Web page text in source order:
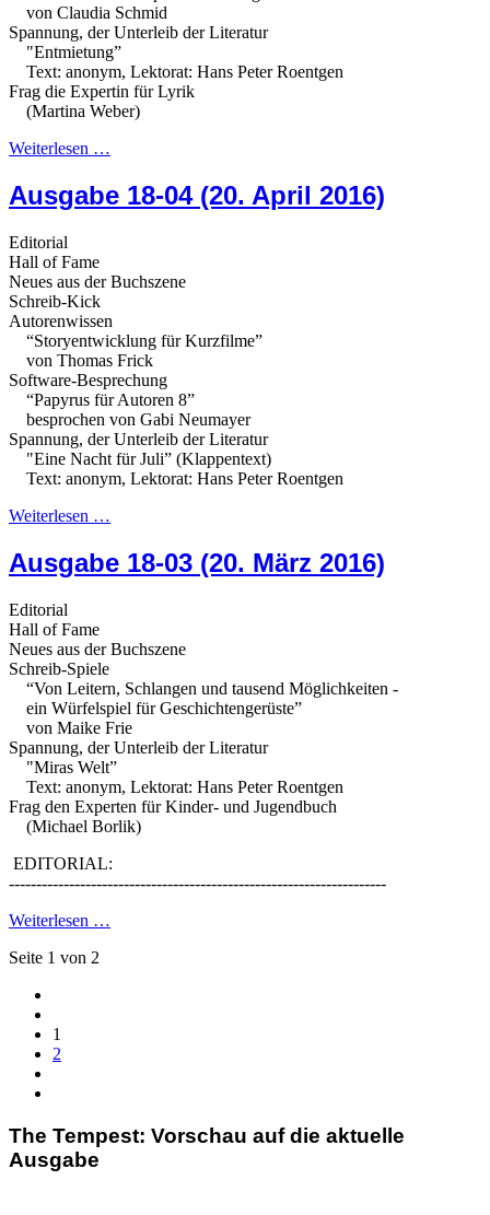
von Claudia Schmid
Spannung, der Unterleib der Literatur
"Entmietung”
Text: anonym, Lektorat: Hans Peter Roentgen
Frag die Expertin für Lyrik
(Martina Weber)
Weiterlesen …
Ausgabe 18-04 (20. April 2016)
Editorial
Hall of Fame
Neues aus der Buchszene
Schreib-Kick
Autorenwissen
“Storyentwicklung für Kurzfilme”
von Thomas Frick
Software-Besprechung
“Papyrus für Autoren 8”
besprochen von Gabi Neumayer
Spannung, der Unterleib der Literatur
"Eine Nacht für Juli” (Klappentext)
Text: anonym, Lektorat: Hans Peter Roentgen
Weiterlesen …
Ausgabe 18-03 (20. März 2016)
Editorial
Hall of Fame
Neues aus der Buchszene
Schreib-Spiele
“Von Leitern, Schlangen und tausend Möglichkeiten -
ein Würfelspiel für Geschichtengerüste”
von Maike Frie
Spannung, der Unterleib der Literatur
"Miras Welt”
Text: anonym, Lektorat: Hans Peter Roentgen
Frag den Experten für Kinder- und Jugendbuch
(Michael Borlik)
EDITORIAL:
---------------------------------------------------------------------
Weiterlesen …
Seite 1 von 2
1
2
The Tempest: Vorschau auf die aktuelle
Ausgabe